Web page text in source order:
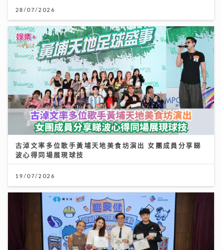
28/07/2026
古淖文率多位歌手黃埔天地美食坊演出 女團成員分享睇
波心得同場展現球技
19/07/2026